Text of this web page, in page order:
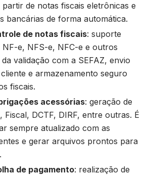
de notas fiscais eletrônicas e
bancárias de forma automática.
de notas fiscais: suporte
e, NFS-e, NFC-e e outros
validação com a SEFAZ, envio
e armazenamento seguro
fiscais.
acessórias: geração de
, Fiscal, DCTF, DIRF, entre outras. É
sempre atualizado com as
e gerar arquivos prontos para
de pagamento: realização de